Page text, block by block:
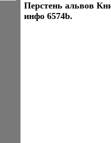
Перстень альвов
инфо 6574b.